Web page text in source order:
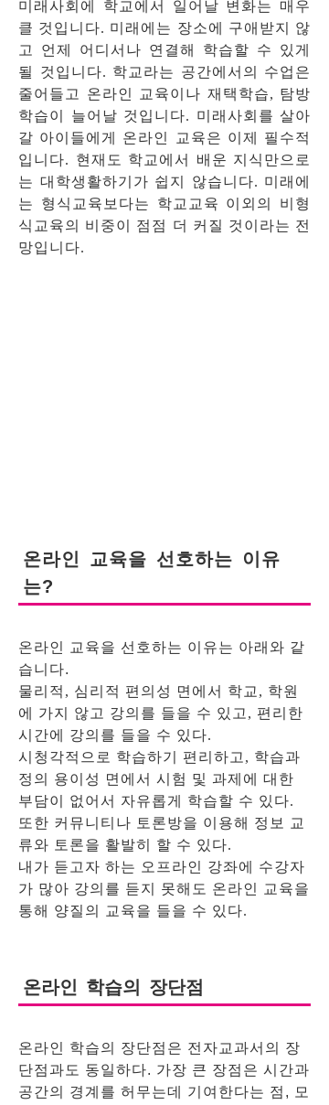
미래사회에 학교에서 일어날 변화는 매우
클 것입니다. 미래에는 장소에 구애받지 않
고 언제 어디서나 연결해 학습할 수 있게
될 것입니다. 학교라는 공간에서의 수업은
줄어들고 온라인 교육이나 재택학습, 탐방
학습이 늘어날 것입니다. 미래사회를 살아
갈 아이들에게 온라인 교육은 이제 필수적
입니다. 현재도 학교에서 배운 지식만으로
는 대학생활하기가 쉽지 않습니다. 미래에
는 형식교육보다는 학교교육 이외의 비형
식교육의 비중이 점점 더 커질 것이라는 전
망입니다.
온라인 교육을 선호하는 이유
는?
온라인 교육을 선호하는 이유는 아래와 같
습니다.
물리적, 심리적 편의성 면에서 학교, 학원
에 가지 않고 강의를 들을 수 있고, 편리한
시간에 강의를 들을 수 있다.
시청각적으로 학습하기 편리하고, 학습과
정의 용이성 면에서 시험 및 과제에 대한
부담이 없어서 자유롭게 학습할 수 있다.
또한 커뮤니티나 토론방을 이용해 정보 교
류와 토론을 활발히 할 수 있다.
내가 듣고자 하는 오프라인 강좌에 수강자
가 많아 강의를 듣지 못해도 온라인 교육을
통해 양질의 교육을 들을 수 있다.
온라인 학습의 장단점
온라인 학습의 장단점은 전자교과서의 장
단점과도 동일하다. 가장 큰 장점은 시간과
공간의 경계를 허무는데 기여한다는 점, 모